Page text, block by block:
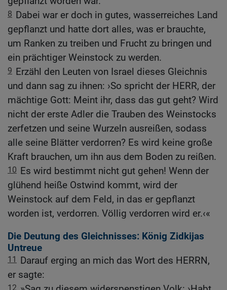
8 Dabei war er doch in gutes, wasserreiches Land
gepflanzt und hatte dort alles, was er brauchte,
um Ranken zu treiben und Frucht zu bringen und
ein prächtiger Weinstock zu werden.
9 Erzähl den Leuten von Israel dieses Gleichnis
und dann sag zu ihnen: ›So spricht der HERR, der
mächtige Gott: Meint ihr, dass das gut geht? Wird
nicht der erste Adler die Trauben des Weinstocks
zerfetzen und seine Wurzeln ausreißen, sodass
alle seine Blätter verdorren? Es wird keine große
Kraft brauchen, um ihn aus dem Boden zu reißen.
10 Es wird bestimmt nicht gut gehen! Wenn der
glühend heiße Ostwind kommt, wird der
Weinstock auf dem Feld, in das er gepflanzt
worden ist, verdorren. Völlig verdorren wird er.‹«
Die Deutung des Gleichnisses: König Zidkijas
Untreue
11
Darauf erging an mich das Wort des HERRN,
er sagte:
12